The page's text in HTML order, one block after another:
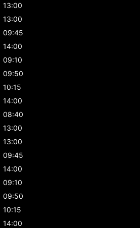
13:00
13:00
09:45
14:00
09:10
09:50
10:15
14:00
08:40
13:00
13:00
09:45
14:00
09:10
09:50
10:15
14:00